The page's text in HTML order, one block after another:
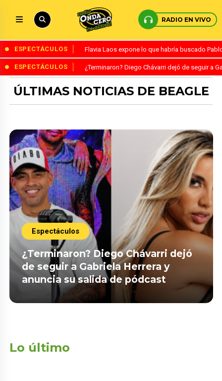
RADIO EN VIVO
ESPECTÁCULOS Flavia Laos expone lo que habría buscado
ESPECTÁCULOS ¿Terminaron? Diego Chávarri dejó de seguir a
ÚLTIMAS NOTICIAS DE BEAGLE
Espectáculos
¿Terminaron? Diego Chávarri dejó
de seguir a Gabriela Herrera y
anuncia su salida de pódcast
Lo último